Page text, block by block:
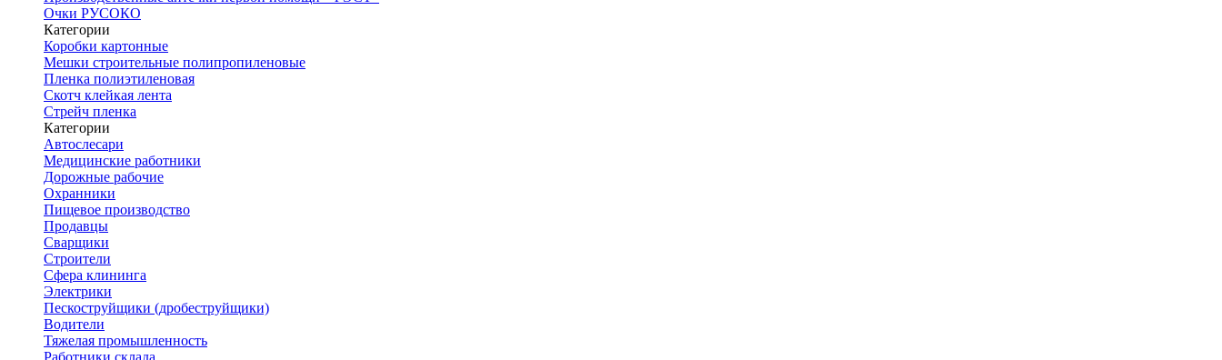
Очки РУСОКО
Категории
Коробки картонные
Мешки строительные полипропиленовые
Пленка полиэтиленовая
Скотч клейкая лента
Стрейч пленка
Категории
Автослесари
Медицинские работники
Дорожные рабочие
Охранники
Пищевое производство
Продавцы
Сварщики
Строители
Сфера клининга
Электрики
Пескоструйщики (дробеструйщики)
Водители
Тяжелая промышленность
Работники склада